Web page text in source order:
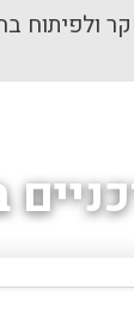
ולפיתוח